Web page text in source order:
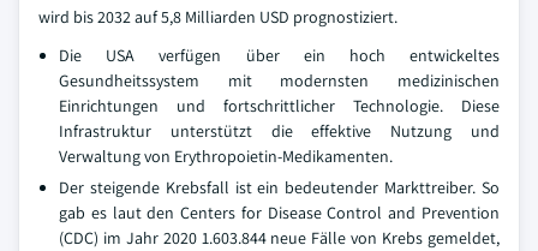
wird bis 2032 auf 5,8 Milliarden USD prognostiziert.
Die USA verfügen über ein hoch entwickeltes
Gesundheitssystem mit modernsten medizinischen
Einrichtungen und fortschrittlicher Technologie. Diese
Infrastruktur unterstützt die effektive Nutzung und
Verwaltung von Erythropoietin-Medikamenten.
Der steigende Krebsfall ist ein bedeutender Markttreiber. So
gab es laut den Centers for Disease Control and Prevention
(CDC) im Jahr 2020 1.603.844 neue Fälle von Krebs gemeldet,